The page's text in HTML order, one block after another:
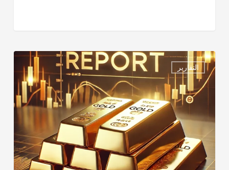
التقارير
التقرير
اليومـي
الإثنـــــــــــــــــــين
MONDAY
REPORT